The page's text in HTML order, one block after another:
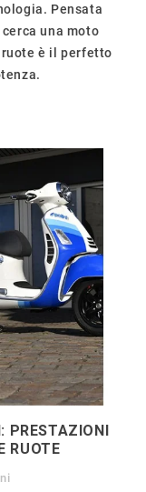
Pensata
una moto
è il perfetto
PRESTAZIONI
RUOTE